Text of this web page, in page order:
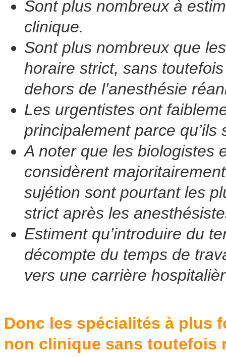
Sont plus nombreux à
clinique.
Sont plus nombreux que
horaire strict, sans
dehors de l’anesthésie
Les urgentistes ont
principalement parce
A noter que les biologistes
considèrent
sujétion sont pourtant les
strict après les
Estiment qu’introduire du
décompte du temps de
vers une carrière
Donc les spécialités à plus
non clinique sans toutefois